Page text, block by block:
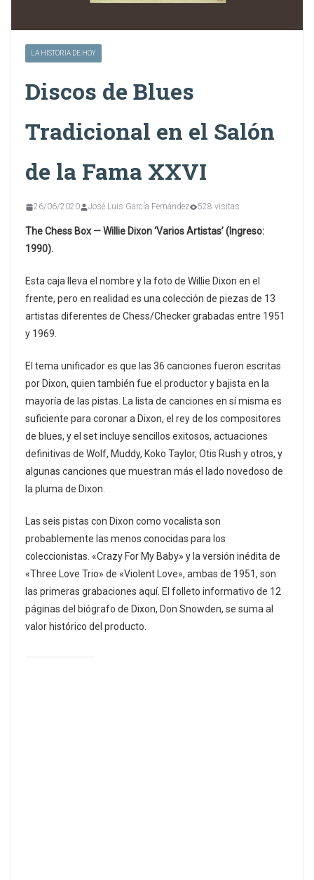
LA HISTORIA DE HOY
Discos de Blues
Tradicional en el Salón
de la Fama XXVI
26/06/2020 José Luis García Fernández 528 visitas
The Chess Box — Willie Dixon ‘Varios Artistas’ (Ingreso:
1990).
Esta caja lleva el nombre y la foto de Willie Dixon en el
frente, pero en realidad es una colección de piezas de 13
artistas diferentes de Chess/Checker grabadas entre 1951
y 1969.
El tema unificador es que las 36 canciones fueron escritas
por Dixon, quien también fue el productor y bajista en la
mayoría de las pistas. La lista de canciones en sí misma es
suficiente para coronar a Dixon, el rey de los compositores
de blues, y el set incluye sencillos exitosos, actuaciones
definitivas de Wolf, Muddy, Koko Taylor, Otis Rush y otros, y
algunas canciones que muestran más el lado novedoso de
la pluma de Dixon.
Las seis pistas con Dixon como vocalista son
probablemente las menos conocidas para los
coleccionistas. «Crazy For My Baby» y la versión inédita de
«Three Love Trio» de «Violent Love», ambas de 1951, son
las primeras grabaciones aquí. El folleto informativo de 12
páginas del biógrafo de Dixon, Don Snowden, se suma al
valor histórico del producto.